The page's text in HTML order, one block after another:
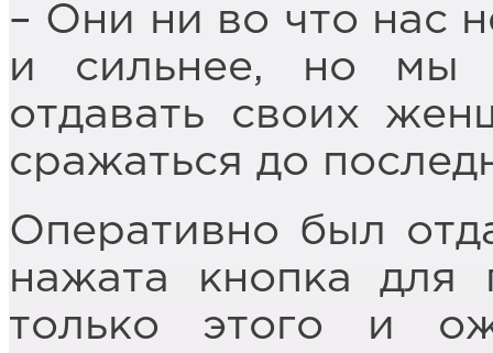
– Они ни во что нас
и сильнее, но мы
отдавать своих
сражаться до
Оперативно был
нажата кнопка для
только этого и